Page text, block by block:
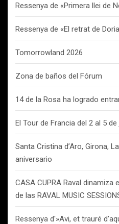
Ressenya de «Primera llei de
Ressenya de «El retrat de
Tomorrowland 2026
Zona de baños del Fórum
14 de la Rosa ha logrado
El Tour de Francia del 2 al 5 de
Santa Cristina d’Aro, Girona,
aniversario
CASA CUPRA Raval dinamiza
de las RAVAL MUSIC
Ressenya d'»Avi, et trauré